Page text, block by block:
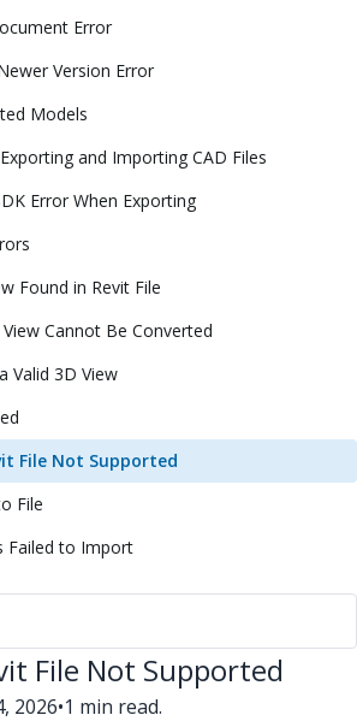
Error
Version Error
Models
and Importing CAD Files
Error When Exporting
Found in Revit File
Cannot Be Converted
Valid 3D View
File Not Supported
File
Failed to Import
File Not Supported
2026•1 min read.